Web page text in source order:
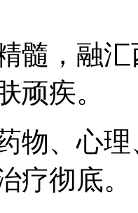
髓，融
顽疾。
物、心
疗彻底。